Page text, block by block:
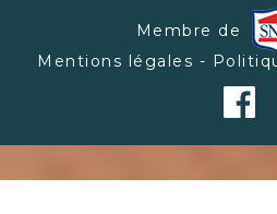
Membre de
Mentions légales -